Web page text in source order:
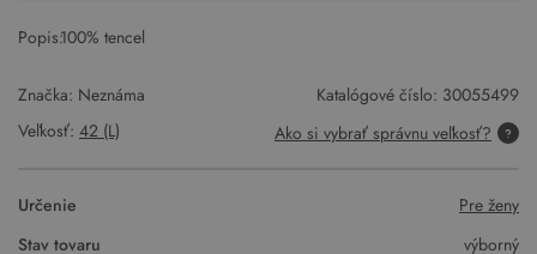
Popis:100% tencel
Značka: Neznáma Katalógové číslo: 30055499
Veľkosť: 42 (L) Ako si vybrať správnu veľkosť?
Určenie
Pre ženy
Stav tovaru
výborný